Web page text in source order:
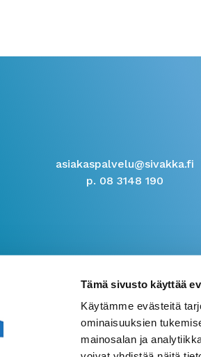
Tämä sivusto käyttää
Käytämme evästeitä
ominaisuuksien
mainosalan ja
asiakaspalvelu@sivakka.fi
p. 08 3148 190